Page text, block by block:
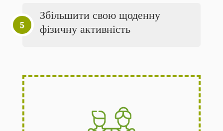
Збільшити свою щоденну
фізичну активність